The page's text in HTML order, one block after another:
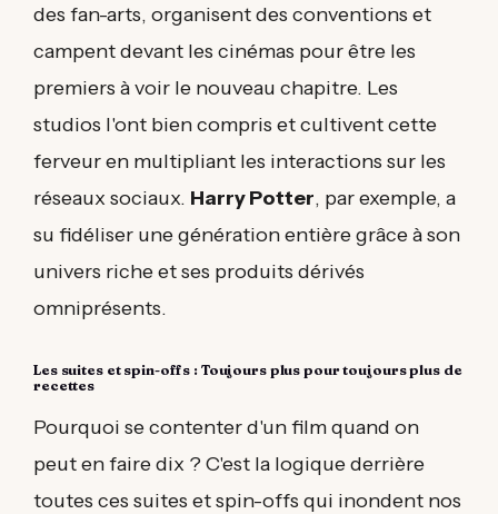
des fan-arts, organisent des conventions et
campent devant les cinémas pour être les
premiers à voir le nouveau chapitre. Les
studios l'ont bien compris et cultivent cette
ferveur en multipliant les interactions sur les
réseaux sociaux. Harry Potter, par exemple, a
su fidéliser une génération entière grâce à son
univers riche et ses produits dérivés
omniprésents.
Les suites et spin-offs : Toujours plus pour toujours plus de
recettes
Pourquoi se contenter d'un film quand on
peut en faire dix ? C'est la logique derrière
toutes ces suites et spin-offs qui inondent nos